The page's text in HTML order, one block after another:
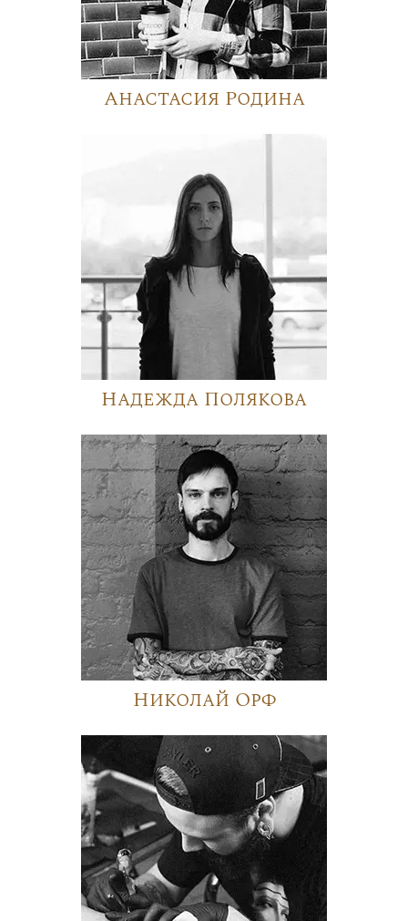
Анастасия Родина
Надежда Полякова
Николай Орф